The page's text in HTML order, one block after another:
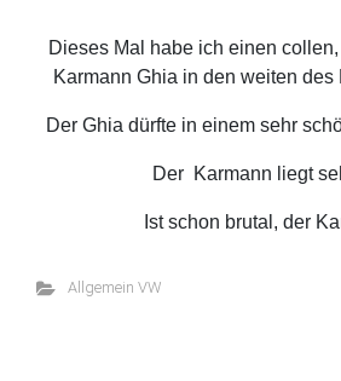
Dieses Mal habe ich einen
Karmann Ghia in den weiten des
Der Ghia dürfte in einem sehr
Der Karmann liegt
Ist schon brutal, der
Allgemein VW